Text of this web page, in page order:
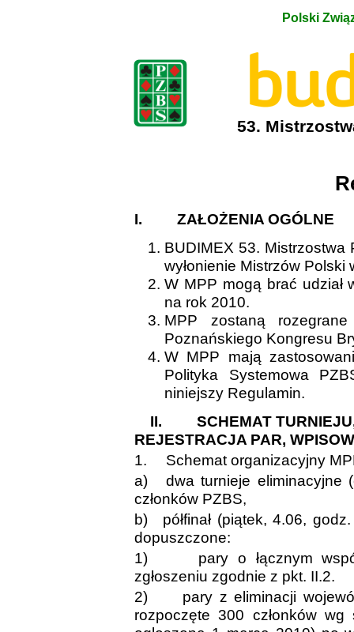
Polski
53.
I.
ZAŁOŻENIA OGÓLNE
BUDIMEX 53.
wyłonienie Mistrzów
W MPP mogą brać udział
na rok 2010.
MPP zostaną
Poznańskiego Kongresu
W MPP mają
Polityka Systemowa
niniejszy Regulamin.
II.
SCHEMAT
REJESTRACJA PAR,
1.
Schemat organizacyjny
a)
dwa turnieje eliminacyjne
członków PZBS,
b)
półfinał (piątek, 4.06,
dopuszczone:
1)
pary o łącznym
zgłoszeniu zgodnie z pkt. II.2.
2)
pary z eliminacji
rozpoczęte 300 członków